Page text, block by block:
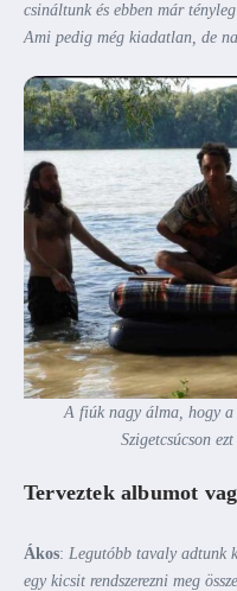
csináltunk és ebben már
Ami pedig még kiadatlan, de
A fiúk nagy álma, hogy
Szigetcsúcson
Terveztek albumot
Ákos: Legutóbb tavaly adtunk
egy kicsit rendszerezni meg